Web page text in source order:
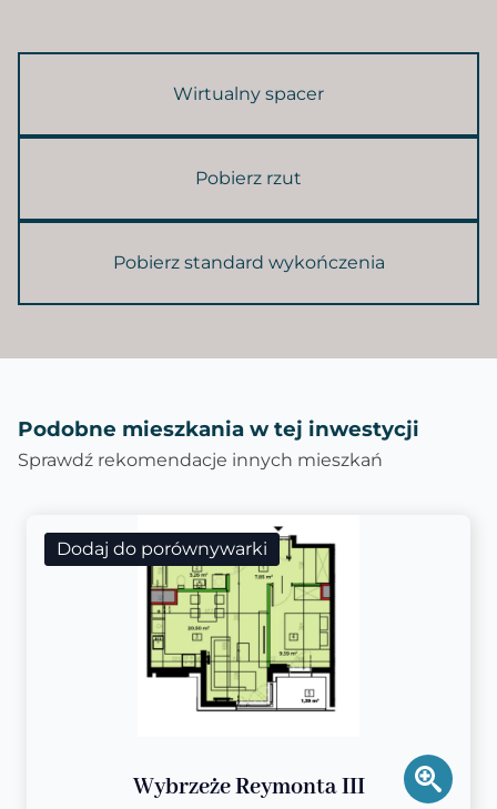
Wirtualny spacer
Pobierz rzut
Pobierz standard wykończenia
Podobne mieszkania w tej inwestycji
Sprawdź rekomendacje innych mieszkań
Dodaj do porównywarki
Wybrzeże Reymonta III